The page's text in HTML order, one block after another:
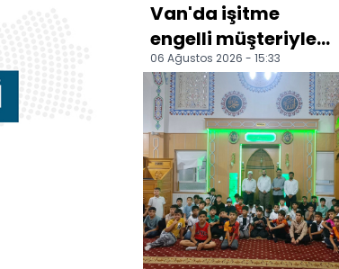
Van'da işitme
engelli müşteriyle
halı mağazası
sahibinin halaylı
pazarlığı...
06 Ağustos 2026 - 15:33